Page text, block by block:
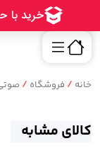
خانه / فروشگاه /
کالای مشابه